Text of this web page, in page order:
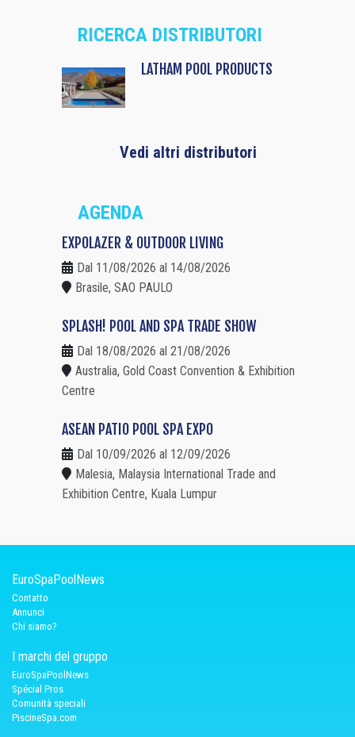
RICERCA DISTRIBUTORI
LATHAM POOL PRODUCTS
Vedi altri distributori
AGENDA
EXPOLAZER & OUTDOOR LIVING
Dal 11/08/2026 al 14/08/2026
Brasile, SAO PAULO
SPLASH! POOL AND SPA TRADE SHOW
Dal 18/08/2026 al 21/08/2026
Australia, Gold Coast Convention & Exhibition
Centre
ASEAN PATIO POOL SPA EXPO
Dal 10/09/2026 al 12/09/2026
Malesia, Malaysia International Trade and
Exhibition Centre, Kuala Lumpur
EuroSpaPoolNews
Contatto
Annunci
Chi siamo?
I marchi del gruppo
EuroSpaPoolNews
Spécial Pros
Comunità speciali
PiscineSpa.com